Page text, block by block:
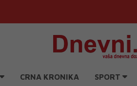
CRNA KRONIKA SPORT